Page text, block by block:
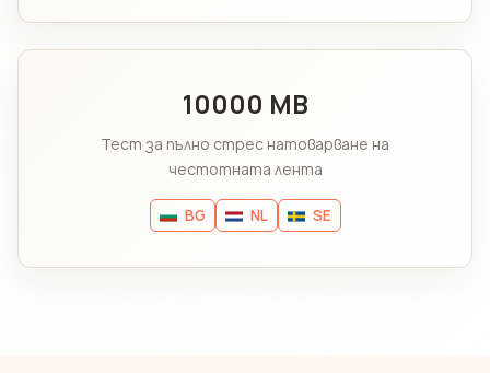
10000 MB
Тест за пълно стрес натоварване на
честотната лента
BG NL SE